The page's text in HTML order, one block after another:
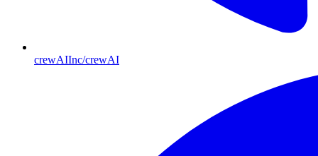
crewAIInc/crewAI